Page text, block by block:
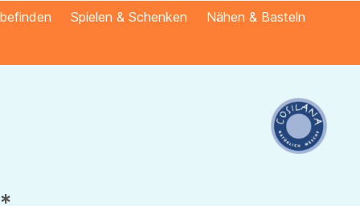
Spielen & Schenken
Nähen & Basteln